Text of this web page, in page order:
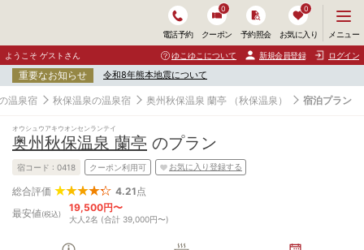
電話予約 クーポン
0
予約照会 お気に入り
0
ニ
ュ
ー
開
く
メニュー
ようこそ ゲストさん ゆこゆこについて 新規会員登録 ログイン
重要なお知らせ 令和8年熊本地震について
温泉宿 秋保温泉の温泉宿 奥州秋保温泉 蘭亭 （秋保温泉） 宿泊プラン
オウシュウアキウオンセンランテイ
奥州秋保温泉 蘭亭 のプラン
宿コード : 0418 クーポン利用可 お気に入り登録する
総合評価 4.21 点
最安値(税込)
19,500円〜
大人2名 (合計 39,000円〜)